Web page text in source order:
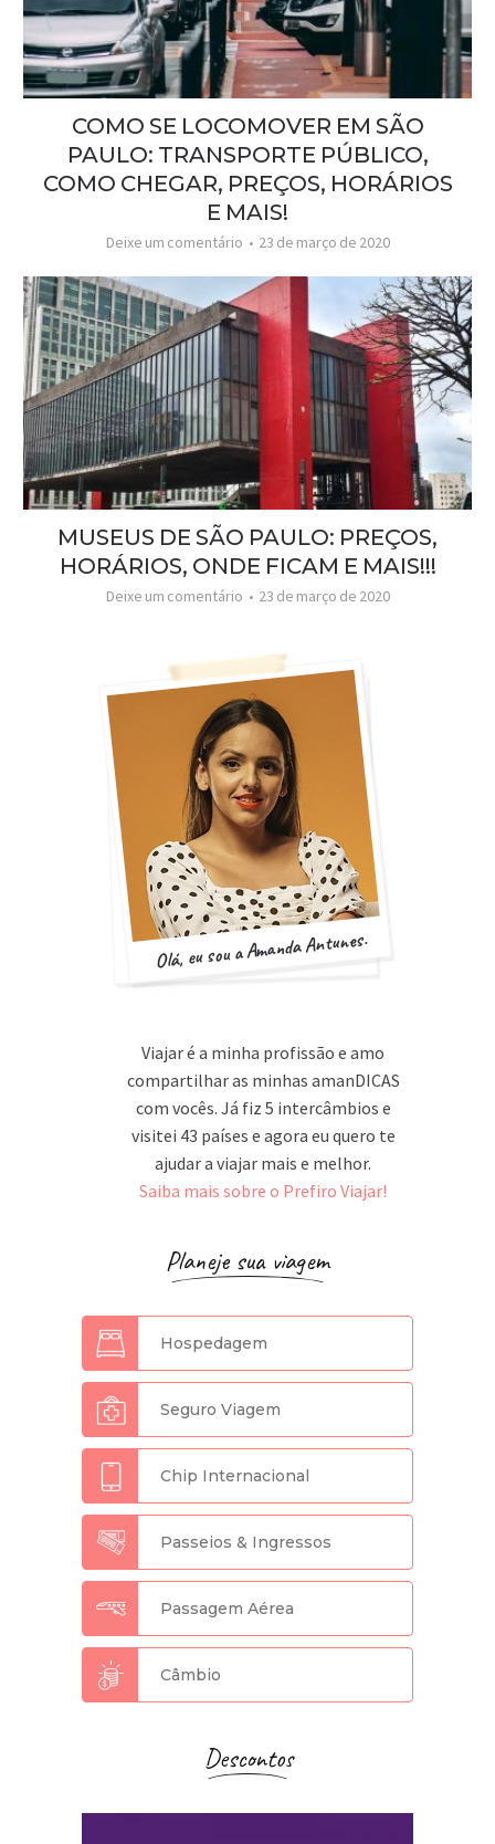
COMO SE LOCOMOVER EM SÃO
PAULO: TRANSPORTE PÚBLICO,
COMO CHEGAR, PREÇOS, HORÁRIOS
E MAIS!
Deixe um comentário 23 de março de 2020
MUSEUS DE SÃO PAULO: PREÇOS,
HORÁRIOS, ONDE FICAM E MAIS!!!
Deixe um comentário 23 de março de 2020
Olá, eu sou a Amanda Antunes.
Viajar é a minha profissão e amo
compartilhar as minhas amanDICAS
com vocês. Já fiz 5 intercâmbios e
visitei 43 países e agora eu quero te
ajudar a viajar mais e melhor.
Saiba mais sobre o Prefiro Viajar!
Planeje sua viagem
Hospedagem
Seguro Viagem
Chip Internacional
Passeios & Ingressos
Passagem Aérea
Câmbio
Descontos